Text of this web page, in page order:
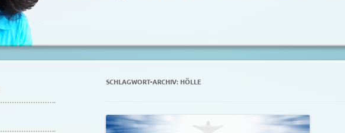
SCHLAGWORT-ARCHIV: HÖLLE